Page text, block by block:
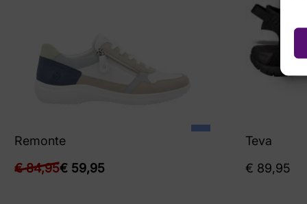
Remonte
€84,95€ 59,95
Teva
€ 89,95